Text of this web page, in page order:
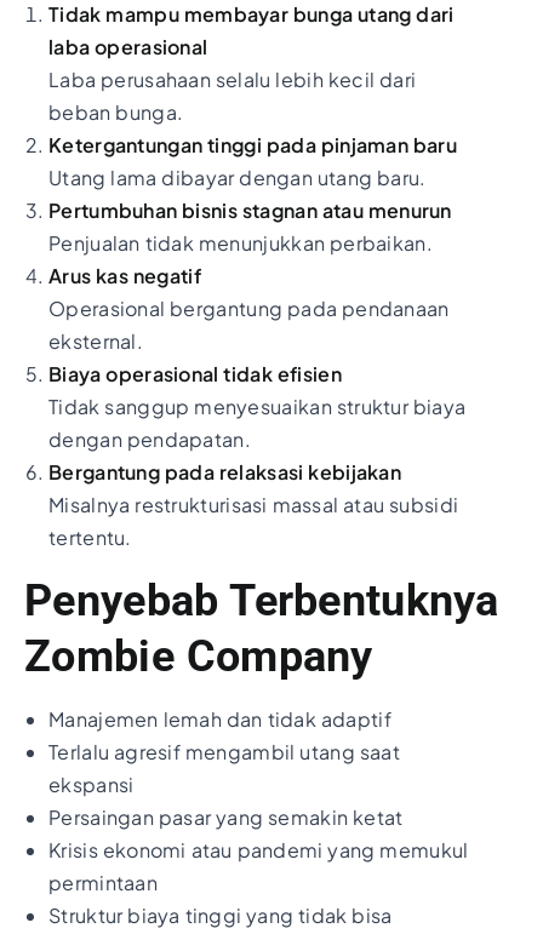
Tidak mampu membayar bunga utang dari
laba operasional
Laba perusahaan selalu lebih kecil dari
beban bunga.
Ketergantungan tinggi pada pinjaman baru
Utang lama dibayar dengan utang baru.
Pertumbuhan bisnis stagnan atau menurun
Penjualan tidak menunjukkan perbaikan.
Arus kas negatif
Operasional bergantung pada pendanaan
eksternal.
Biaya operasional tidak efisien
Tidak sanggup menyesuaikan struktur biaya
dengan pendapatan.
Bergantung pada relaksasi kebijakan
Misalnya restrukturisasi massal atau subsidi
tertentu.
Penyebab Terbentuknya
Zombie Company
Manajemen lemah dan tidak adaptif
Terlalu agresif mengambil utang saat
ekspansi
Persaingan pasar yang semakin ketat
Krisis ekonomi atau pandemi yang memukul
permintaan
Struktur biaya tinggi yang tidak bisa